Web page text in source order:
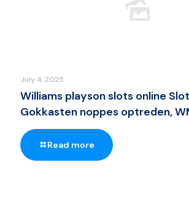
July 4, 2025
Williams playson slots online
Gokkasten noppes optreden,
Read more